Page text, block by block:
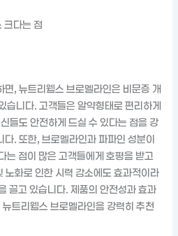
크다는 점
, 뉴트리웰스 브로멜라인은 비문증 개
습니다. 고객들은 알약형태로 편리하게
들도 안전하게 드실 수 있다는 점을 강
. 또한, 브로멜라인과 파파인 성분이
는 점이 많은 고객들에게 호평을 받고
노화로 인한 시력 감소에도 효과적이라
끌고 있습니다. 제품의 안전성과 효과
트리웰스 브로멜라인을 강력히 추천